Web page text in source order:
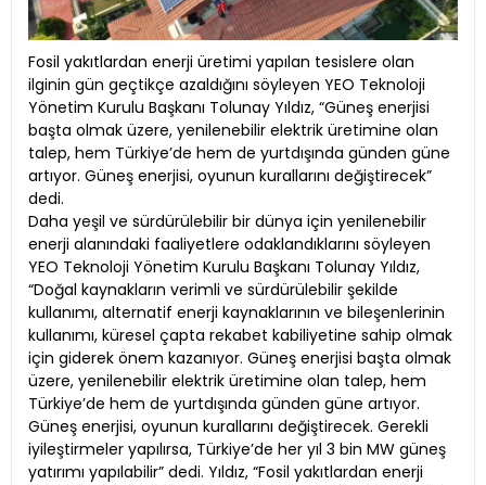
Fosil yakıtlardan enerji üretimi yapılan tesislere olan
ilginin gün geçtikçe azaldığını söyleyen YEO Teknoloji
Yönetim Kurulu Başkanı Tolunay Yıldız, “Güneş enerjisi
başta olmak üzere, yenilenebilir elektrik üretimine olan
talep, hem Türkiye’de hem de yurtdışında günden güne
artıyor. Güneş enerjisi, oyunun kurallarını değiştirecek”
dedi.
Daha yeşil ve sürdürülebilir bir dünya için yenilenebilir
enerji alanındaki faaliyetlere odaklandıklarını söyleyen
YEO Teknoloji Yönetim Kurulu Başkanı Tolunay Yıldız,
“Doğal kaynakların verimli ve sürdürülebilir şekilde
kullanımı, alternatif enerji kaynaklarının ve bileşenlerinin
kullanımı, küresel çapta rekabet kabiliyetine sahip olmak
için giderek önem kazanıyor. Güneş enerjisi başta olmak
üzere, yenilenebilir elektrik üretimine olan talep, hem
Türkiye’de hem de yurtdışında günden güne artıyor.
Güneş enerjisi, oyunun kurallarını değiştirecek. Gerekli
iyileştirmeler yapılırsa, Türkiye’de her yıl 3 bin MW güneş
yatırımı yapılabilir” dedi. Yıldız, “Fosil yakıtlardan enerji